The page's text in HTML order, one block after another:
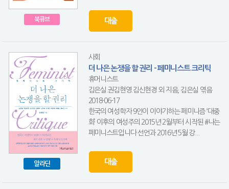
북큐브 대출
알라딘
사회
더 나은 논쟁을 할 권리 - 페미니스트 크리틱
휴머니스트
김은실.권김현영.김신현경 외 지음, 김은실 엮음
2018-06-17
한국의 여성학자 9인이 이야기하는 페미니즘 ‘대중
화’ 이후의 여성주의 2015년 2월부터 시작된 #나는
페미니스트입니다 선언과 2016년 5월 강...
대출